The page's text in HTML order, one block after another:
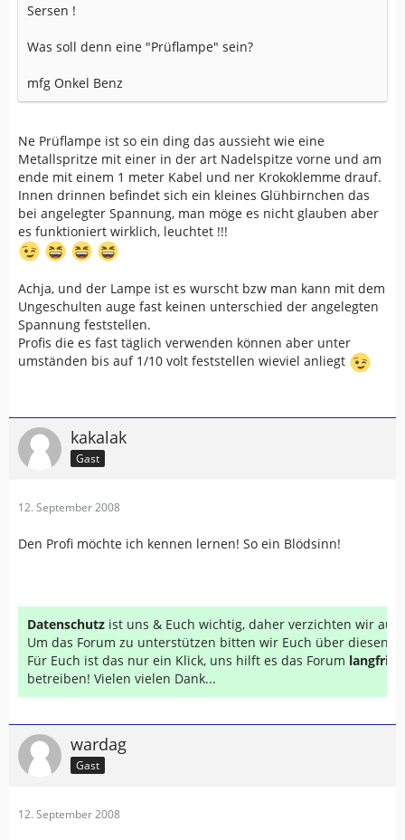
Sersen !
Was soll denn eine "Prüflampe" sein?
mfg Onkel Benz
Ne Prüflampe ist so ein ding das aussieht wie eine
Metallspritze mit einer in der art Nadelspitze vorne und am
ende mit einem 1 meter Kabel und ner Krokoklemme drauf.
Innen drinnen befindet sich ein kleines Glühbirnchen das
bei angelegter Spannung, man möge es nicht glauben aber
es funktioniert wirklich, leuchtet !!!
Achja, und der Lampe ist es wurscht bzw man kann mit dem
Ungeschulten auge fast keinen unterschied der angelegten
Spannung feststellen.
Profis die es fast täglich verwenden können aber unter
umständen bis auf 1/10 volt feststellen wieviel anliegt
kakalak
Gast
12. September 2008
Den Profi möchte ich kennen lernen! So ein Blödsinn!
Datenschutz ist uns & Euch wichtig, daher verzichten wir auf
Um das Forum zu unterstützen bitten wir Euch über diesen
Für Euch ist das nur ein Klick, uns hilft es das Forum
betreiben! Vielen vielen Dank...
wardag
Gast
12. September 2008